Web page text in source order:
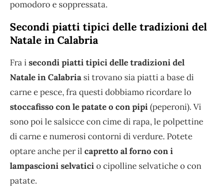
pomodoro e soppressata.
Secondi piatti tipici delle tradizioni del
Natale in Calabria
Fra isecondi piatti tipici delle tradizioni del
Natale in Calabria si trovano sia piatti a base di
carne e pesce, fra questi dobbiamo ricordare lo
stoccafisso con le patateo con pipi(peperoni). Vi
sono poi le salsicce con cime di rapa, le polpettine
di carne e numerosi contorni di verdure. Potete
optare anche per il capretto al forno con i
lampascioni selvaticio cipolline selvatiche o con
patate.